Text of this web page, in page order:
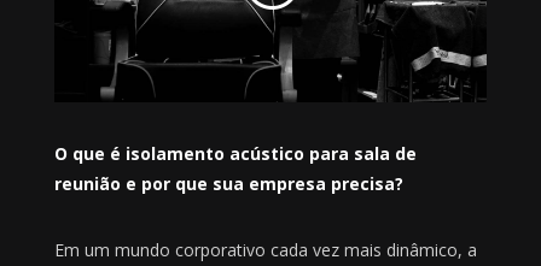
O que é isolamento acústico para sala de
reunião e por que sua empresa precisa?
Em um mundo corporativo cada vez mais dinâmico, a